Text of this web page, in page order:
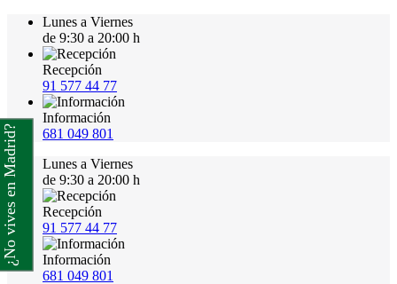
Lunes a Viernes
de 9:30 a 20:00 h
Recepción
91 577 44 77
Información
681 049 801
Lunes a Viernes
de 9:30 a 20:00 h
Recepción
91 577 44 77
Información
681 049 801
¿No vives en Madrid?